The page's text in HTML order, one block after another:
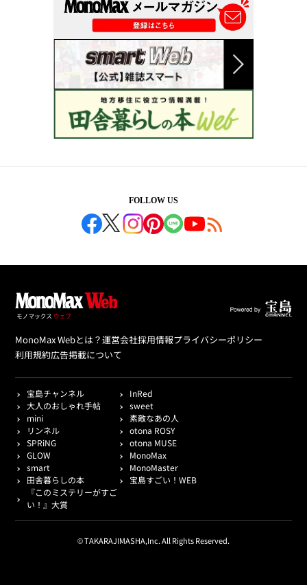
FOLLOW US
MonoMax Webとは？運営会社採用情報プライバシーポリシー
利用規約広告掲載について
宝島チャンネル
InRed
大人のおしゃれ手帖
sweet
mini
素敵なあの人
リンネル
otona ROSY
SPRiNG
otona MUSE
GLOW
MonoMax
smart
MonoMaster
田舎暮らしの本
宝島すごい！WEB
『このミステリーがすご
い！』大賞
© TAKARAJIMASHA,Inc. All Rights Reserved.